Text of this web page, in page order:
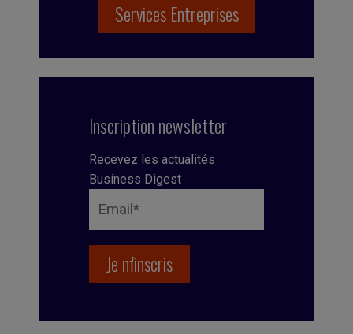
Services Entreprises
Inscription newsletter
Recevez les actualités
Business Digest